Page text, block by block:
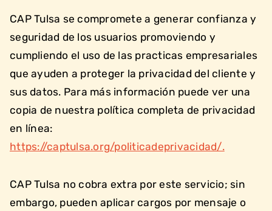
CAP Tulsa se compromete a generar confianza y
seguridad de los usuarios promoviendo y
cumpliendo el uso de las practicas empresariales
que ayuden a proteger la privacidad del cliente y
sus datos. Para más información puede ver una
copia de nuestra política completa de privacidad
en línea:
https://captulsa.org/politicadeprivacidad/.
CAP Tulsa no cobra extra por este servicio; sin
embargo, pueden aplicar cargos por mensaje o